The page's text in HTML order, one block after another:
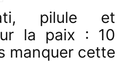
pilule et
la paix : 10
manquer cette